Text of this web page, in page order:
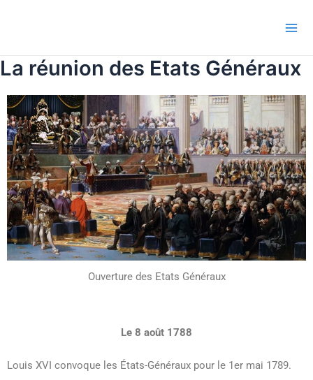
La réunion des Etats Généraux
Ouverture des Etats Généraux
Le 8 août 1788
Louis XVI convoque les États-Généraux pour le 1er mai 1789.